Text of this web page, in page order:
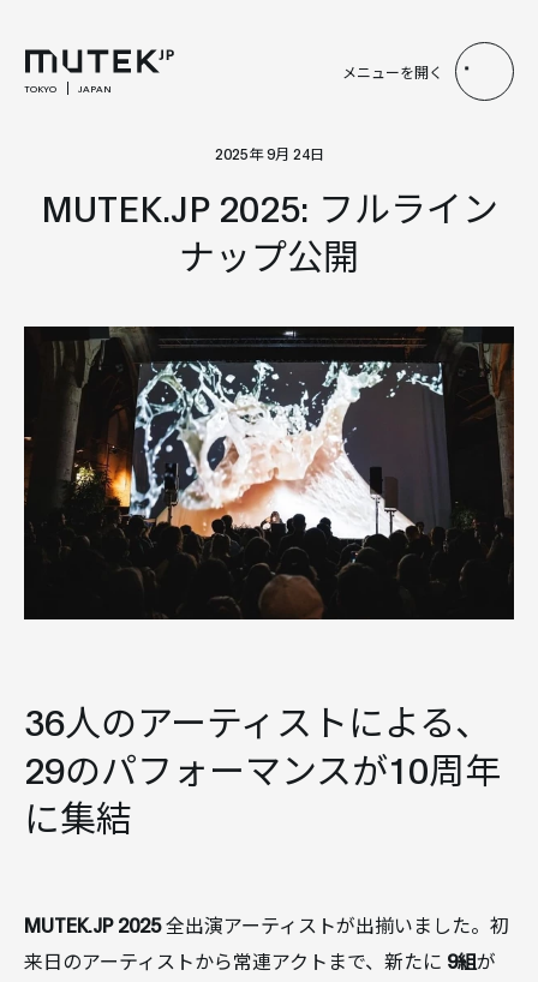
TOKYO JAPAN
メニューを開く
2025年 9月 24日
MUTEK.JP 2025: フルライン
ナップ公開
36人のアーティストによる、
29のパフォーマンスが10周年
に集結
MUTEK.JP 2025全出演アーティストが出揃いました。初
来日のアーティストから常連アクトまで、新たに 9組が